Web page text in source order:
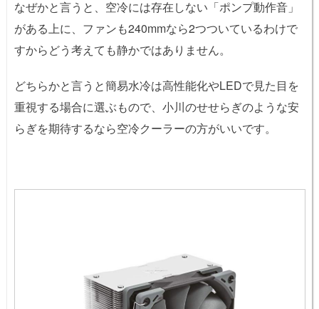
なぜかと言うと、空冷には存在しない「ポンプ動作音」
がある上に、ファンも240mmなら2つついているわけで
すからどう考えても静かではありません。
どちらかと言うと簡易水冷は高性能化やLEDで見た目を
重視する場合に選ぶもので、小川のせせらぎのような安
らぎを期待するなら空冷クーラーの方がいいです。